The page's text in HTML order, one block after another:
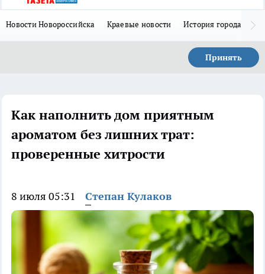
Новости Новороссийска Краевые новости История города Н
Принять
Как наполнить дом приятным
ароматом без лишних трат:
проверенные хитрости
8 июля 05:31 Степан Кулаков